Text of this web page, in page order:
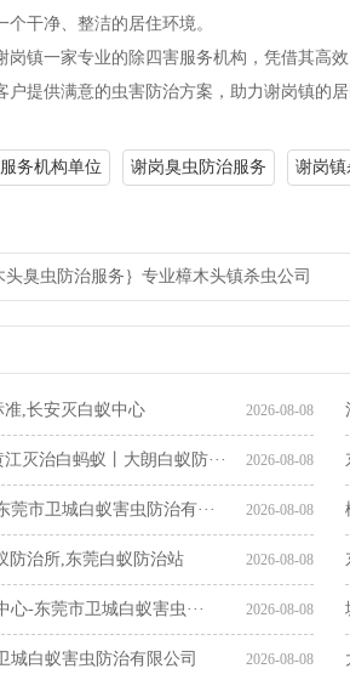
干净、整洁的居住环境。
岗镇一家专业的除四害服务机构，凭借其高
户提供满意的虫害防治方案，助力谢岗镇的
务机构单位 谢岗臭虫防治服务 谢岗镇
臭虫防治服务｝专业樟木头镇杀虫公司
东莞常平除四
2026-08-08
,长安灭白蚁中心
2026-08-08
灭治白蚂蚁丨大朗白蚁防···
2026-08-08
市卫城白蚁害虫防治有···
2026-08-08
防治所,东莞白蚁防治站
2026-08-08
-东莞市卫城白蚁害虫···
2026-08-08
城白蚁害虫防治有限公司